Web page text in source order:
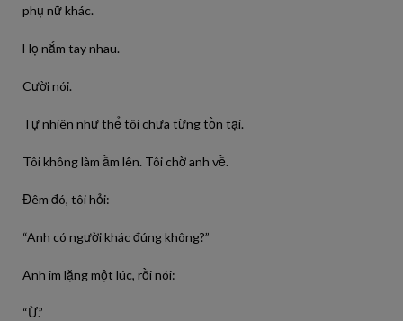
phụ nữ khác.
Họ nắm tay nhau.
Cười nói.
Tự nhiên như thể tôi chưa từng tồn tại.
Tôi không làm ầm lên. Tôi chờ anh về.
Đêm đó, tôi hỏi:
“Anh có người khác đúng không?”
Anh im lặng một lúc, rồi nói:
“Ừ.”